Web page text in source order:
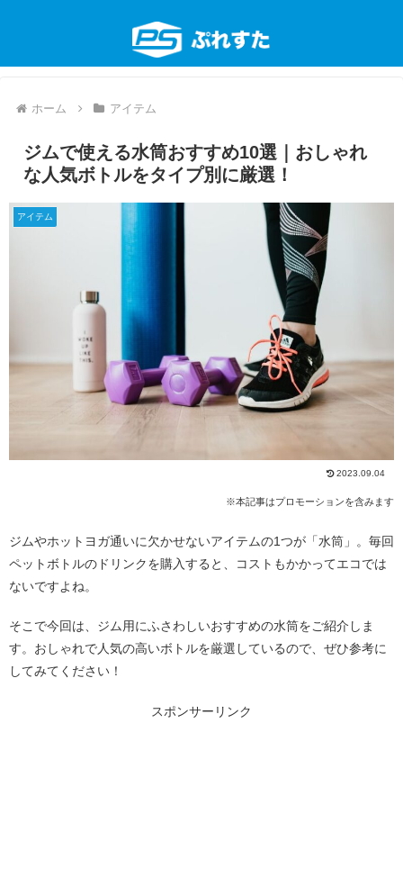
ホーム アイテム
ジムで使える水筒おすすめ10選｜おしゃれ
な人気ボトルをタイプ別に厳選！
アイテム
2023.09.04
※本記事はプロモーションを含みます
ジムやホットヨガ通いに欠かせないアイテムの1つが「水筒」。毎回
ペットボトルのドリンクを購入すると、コストもかかってエコでは
ないですよね。
そこで今回は、ジム用にふさわしいおすすめの水筒をご紹介しま
す。おしゃれで人気の高いボトルを厳選しているので、ぜひ参考に
してみてください！
スポンサーリンク